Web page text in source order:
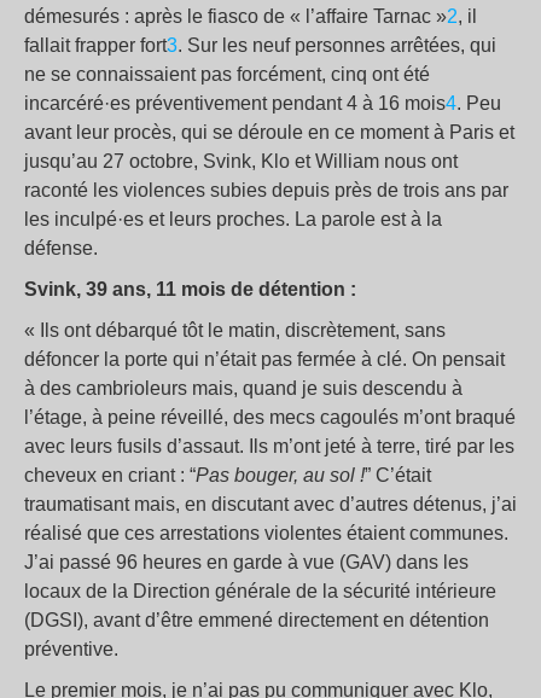
démesurés : après le fiasco de « l’affaire Tarnac »2, il
fallait frapper fort3. Sur les neuf personnes arrêtées, qui
ne se connaissaient pas forcément, cinq ont été
incarcéré·es préventivement pendant 4 à 16 mois4. Peu
avant leur procès, qui se déroule en ce moment à Paris et
jusqu’au 27 octobre, Svink, Klo et William nous ont
raconté les violences subies depuis près de trois ans par
les inculpé·es et leurs proches. La parole est à la
défense.
Svink, 39 ans, 11 mois de détention :
«
Ils ont débarqué tôt le matin, discrètement, sans
défoncer la porte qui n’était pas fermée à clé. On pensait
à des cambrioleurs mais, quand je suis descendu à
l’étage, à peine réveillé, des mecs cagoulés m’ont braqué
avec leurs fusils d’assaut. Ils m’ont jeté à terre, tiré par les
cheveux en criant : “Pas bouger, au sol !” C’était
traumatisant mais, en discutant avec d’autres détenus, j’ai
réalisé que ces arrestations violentes étaient communes.
J’ai passé 96 heures en garde à vue (GAV) dans les
locaux de la Direction générale de la sécurité intérieure
(DGSI), avant d’être emmené directement en détention
préventive.
Le premier mois, je n’ai pas pu communiquer avec Klo,